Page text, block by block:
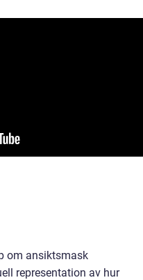
om ansiktsmask
representation av hur